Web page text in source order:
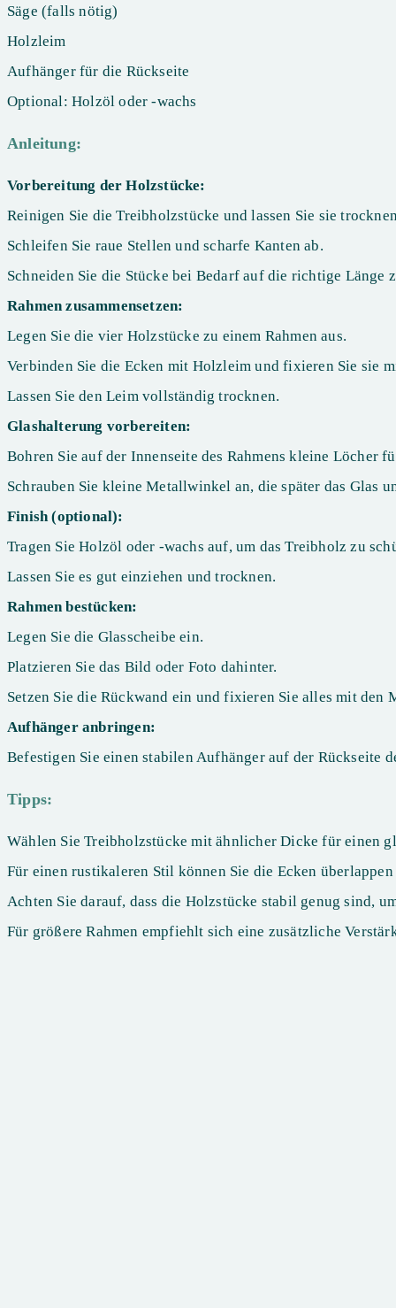
Säge (falls nötig)
Holzleim
Aufhänger für die Rückseite
Optional: Holzöl oder -wachs
Anleitung:
Vorbereitung der Holzstücke:
Reinigen Sie die Treibholzstücke und lassen Sie sie
Schleifen Sie raue Stellen und scharfe Kanten ab.
Schneiden Sie die Stücke bei Bedarf auf die richtige Länge
Rahmen zusammensetzen:
Legen Sie die vier Holzstücke zu einem Rahmen aus.
Verbinden Sie die Ecken mit Holzleim und fixieren Sie sie
Lassen Sie den Leim vollständig trocknen.
Glashalterung vorbereiten:
Bohren Sie auf der Innenseite des Rahmens kleine Löcher
Schrauben Sie kleine Metallwinkel an, die später das Glas
Finish (optional):
Tragen Sie Holzöl oder -wachs auf, um das Treibholz zu
Lassen Sie es gut einziehen und trocknen.
Rahmen bestücken:
Legen Sie die Glasscheibe ein.
Platzieren Sie das Bild oder Foto dahinter.
Setzen Sie die Rückwand ein und fixieren Sie alles mit den
Aufhänger anbringen:
Befestigen Sie einen stabilen Aufhänger auf der Rückseite
Tipps:
Wählen Sie Treibholzstücke mit ähnlicher Dicke für einen
Für einen rustikaleren Stil können Sie die Ecken
Achten Sie darauf, dass die Holzstücke stabil genug sind,
Für größere Rahmen empfiehlt sich eine zusätzliche